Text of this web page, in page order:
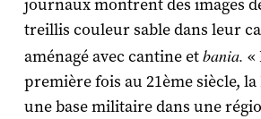
journaux montrent des images
treillis couleur sable dans leur
aménagé avec cantine etbania. «
première fois au 21ème siècle, la
une base militaire dans une